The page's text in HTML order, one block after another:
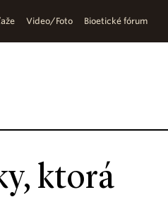
Video/Foto Bioetické fórum
ktorá